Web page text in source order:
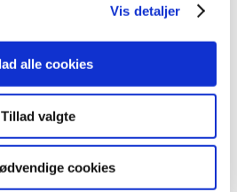
Vis detaljer
alle cookies
Tillad valgte
cookies
at Rune flyttede, og dermed også